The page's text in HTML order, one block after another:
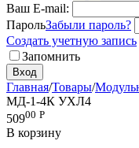
Ваш E-mail:
ПарольЗабыли пароль?
Создать учетную запись
Запомнить
Вход
Главная/Товары/
МД-1-4К УХЛ4
50900 Р
В корзину